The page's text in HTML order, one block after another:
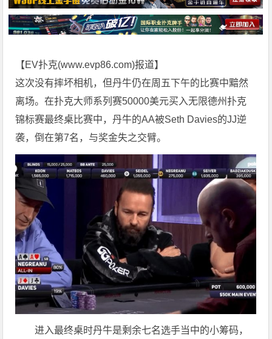
【EV扑克(www.evp86.com)报道】
这次没有摔坏相机，但丹牛仍在周五下午的比赛中黯然
离场。在扑克大师系列赛50000美元买入无限德州扑克
锦标赛最终桌比赛中，丹牛的AA被Seth Davies的JJ逆
袭，倒在第7名，与奖金失之交臂。
进入最终桌时丹牛是剩余七名选手当中的小筹码，